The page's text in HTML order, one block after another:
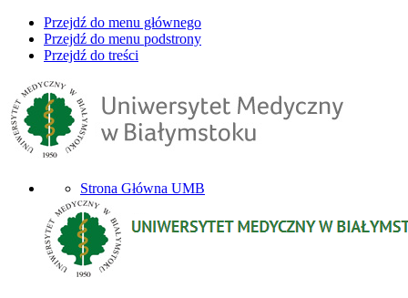
Przejdź do menu głównego
Przejdź do menu podstrony
Przejdź do treści
Strona Główna UMB